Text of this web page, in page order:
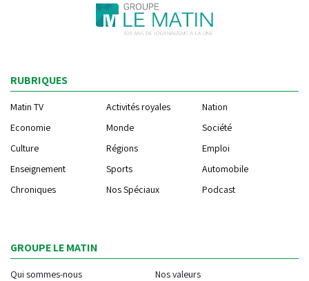
RUBRIQUES
Matin TV Activités royales
Nation
Economie
Monde
Société
Culture
Régions
Emploi
Enseignement
Sports
Automobile
Chroniques
Nos Spéciaux Podcast
GROUPE LE MATIN
Qui sommes-nous
Nos valeurs